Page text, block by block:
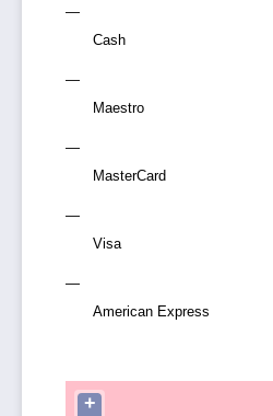
Cash
Maestro
MasterCard
Visa
American Express
+